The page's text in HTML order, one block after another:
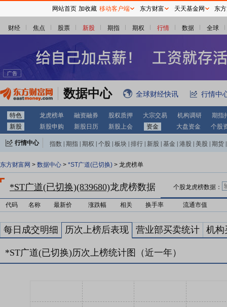
财经 焦点 股票 新股 期指 期权 行情 数据 全球
数据中心 全球财经快讯 行情中
特色 龙虎榜单 融资融券 股权质押 大宗交易 机构调研
期指
新股
新股申购 新股日历 新股上会 资金 大盘资金 个股
行情中心 指数 期指 期权 个股 板块 排行 新股 基金 港股 美股 期货
东方财富网 > 数据中心 > *ST广道(已切换) > 龙虎榜单
*ST广道(已切换)(839680)龙虎榜数据 个股龙虎榜数据：
代码 名称 最新价 涨跌幅 相关 换手率 流通市值
每日成交明细 历次上榜后表现 营业部买卖统计 机构
*ST广道(已切换)历次上榜统计图（近一年）
网站首页 加收藏 移动客户端 东方财富 天天基金网 东